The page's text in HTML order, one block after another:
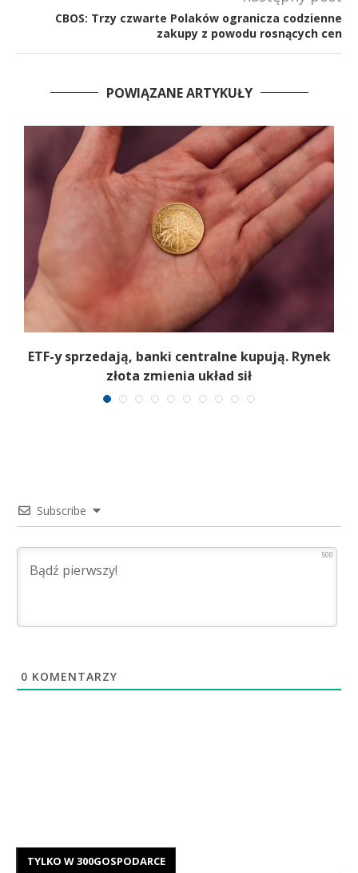
CBOS: Trzy czwarte Polaków ogranicza codzienne
zakupy z powodu rosnących cen
POWIĄZANE ARTYKUŁY
ETF-y sprzedają, banki centralne kupują. Rynek
złota zmienia układ sił
Subscribe
500
0 KOMENTARZY
TYLKO W 300GOSPODARCE